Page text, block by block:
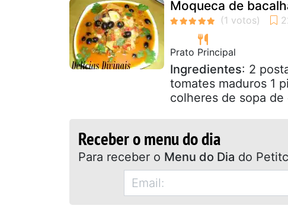
Moqueca de
Prato Principal
Ingredientes: 2
tomates maduros 1
colheres de sopa
Receber o menu do dia
Para receber o Menu do Dia do